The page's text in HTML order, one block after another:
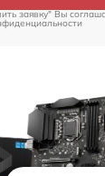
заявку" Вы